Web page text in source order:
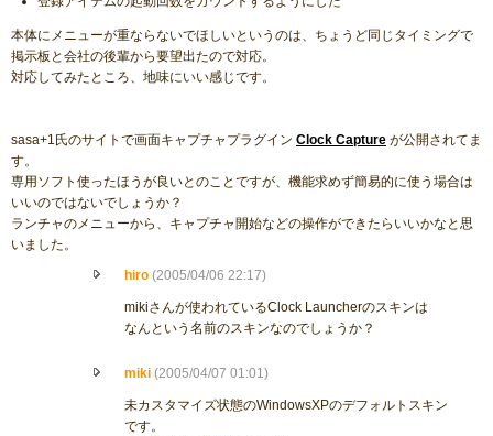
本体にメニューが重ならないでほしいというのは、ちょうど同じタイミングで
掲示板と会社の後輩から要望出たので対応。
対応してみたところ、地味にいい感じです。
sasa+1氏のサイトで画面キャプチャプラグイン Clock Capture が公開されてま
す。
専用ソフト使ったほうが良いとのことですが、機能求めず簡易的に使う場合は
いいのではないでしょうか？
ランチャのメニューから、キャプチャ開始などの操作ができたらいいかなと思
いました。
hiro (2005/04/06 22:17)
mikiさんが使われているClock Launcherのスキンは
なんという名前のスキンなのでしょうか？
miki (2005/04/07 01:01)
未カスタマイズ状態のWindowsXPのデフォルトスキン
です。